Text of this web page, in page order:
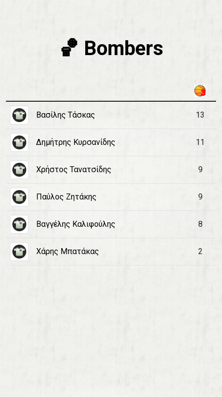
🏀 Bombers
Βασίλης Τάσκας 13
Δημήτρης Κυρσανίδης 11
Χρήστος Τανατσίδης 9
Παύλος Ζητάκης 9
Βαγγέλης Καλιφούλης 8
Χάρης Μπατάκας 2